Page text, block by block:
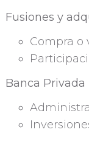
Fusiones y
Compra o
Banca Privada